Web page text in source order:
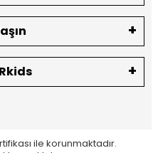
ile korunmaktadır.